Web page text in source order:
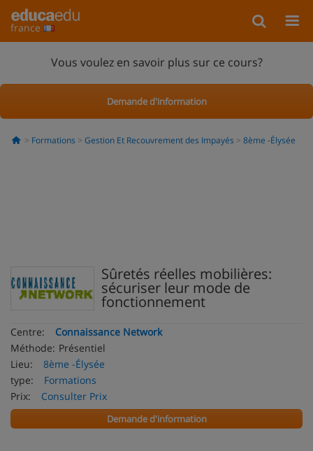
france
Vous voulez en savoir plus sur ce cours?
Demande d'information
Formations Gestion Et Recouvrement des Impayés 8ème -Élysée
Sûretés réelles mobilières:
sécuriser leur mode de
fonctionnement
Centre:
Connaissance Network
Méthode: Présentiel
Lieu:
8ème -Élysée
type:
Formations
Prix:
Consulter Prix
Demande d'information